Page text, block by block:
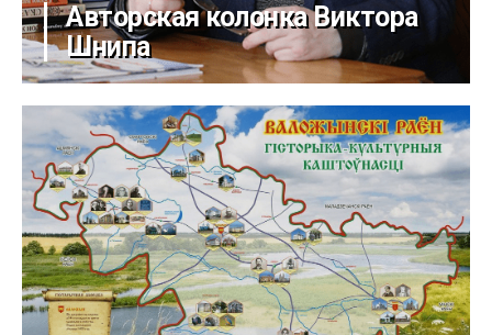
Авторская колонка Виктора
Шнипа